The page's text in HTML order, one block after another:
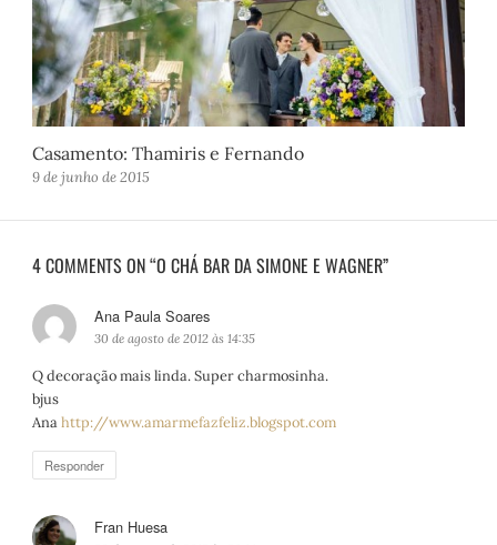
Casamento: Thamiris e Fernando
9 de junho de 2015
4 COMMENTS ON “O CHÁ BAR DA SIMONE E WAGNER”
Ana Paula Soares
i
s
:
30 de agosto de 2012 às 14:35
Q decoração mais linda. Super charmosinha.
bjus
Anahttp://www.amarmefazfeliz.blogspot.com
Responder
Fran Huesa